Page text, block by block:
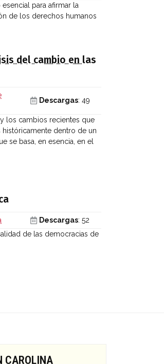
para afirmar la
de los derechos humanos
del cambio en las
Descargas: 49
los cambios recientes que
históricamente dentro de un
se basa, en esencia, en el
Descargas: 52
de las democracias de
CAROLINA